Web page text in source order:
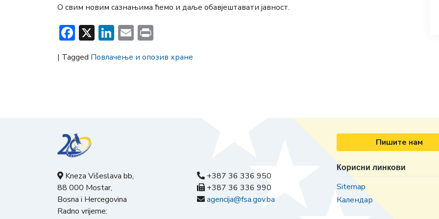
О свим новим сазнањима ћемо и даље обавјештавати јавност.
Facebook
X LinkedIn
Email
| Tagged Повлачење и опозив хране
Kneza Višeslava bb,
88 000 Mostar,
Bosna i Hercegovina
Radno vrijeme:
+387 36 336 950
+387 36 336 990
agencija@fsa.gov.ba
Пишите нам
Корисни линкови
Sitemap
Календар